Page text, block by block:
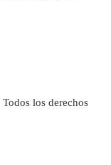
los derechos